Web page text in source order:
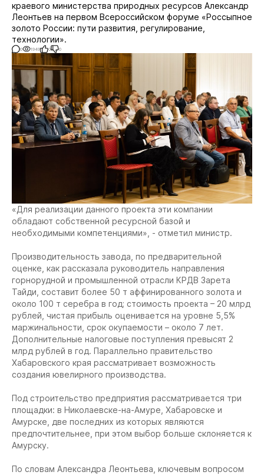
краевого министерства природных ресурсов Александр
Леонтьев на первом Всероссийском форуме «Россыпное
золото России: пути развития, регулирование,
технологии».
0 1949 0 0
«Для реализации данного проекта эти компании
обладают собственной ресурсной базой и
необходимыми компетенциями», - отметил министр.
Производительность завода, по предварительной
оценке, как рассказала руководитель направления
горнорудной и промышленной отрасли КРДВ Зарета
Тайди, составит более 50 т аффинированного золота и
около 100 т серебра в год; стоимость проекта – 20 млрд
рублей, чистая прибыль оценивается на уровне 5,5%
маржинальности, срок окупаемости – около 7 лет.
Дополнительные налоговые поступления превысят 2
млрд рублей в год. Параллельно правительство
Хабаровского края рассматривает возможность
создания ювелирного производства.
Под строительство предприятия рассматривается три
площадки: в Николаевске-на-Амуре, Хабаровске и
Амурске, две последних из которых являются
предпочтительнее, при этом выбор больше склоняется к
Амурску.
По словам Александра Леонтьева, ключевым вопросом